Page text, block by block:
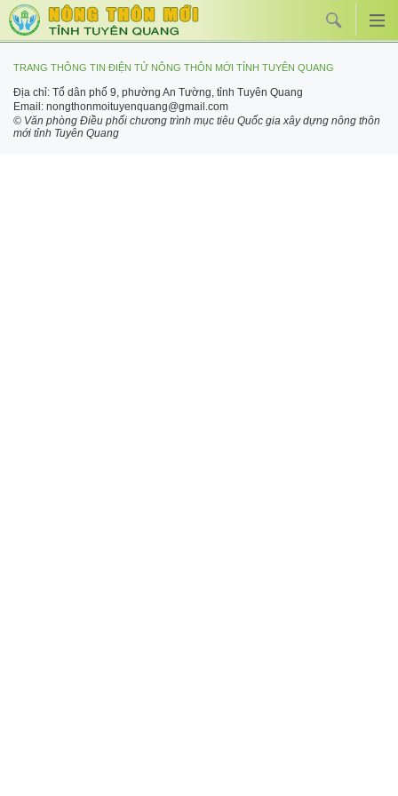
TRANG THÔNG TIN ĐIỆN TỬ NÔNG THÔN MỚI TỈNH TUYÊN QUANG
Địa chỉ: Tổ dân phố 9, phường An Tường, tỉnh Tuyên Quang
Email: nongthonmoituyenquang@gmail.com
© Văn phòng Điều phối chương trình mục tiêu Quốc gia xây dựng nông thôn
mới tỉnh Tuyên Quang